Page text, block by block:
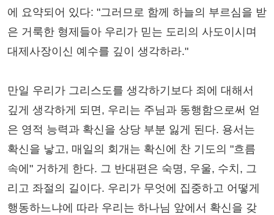
에 요약되어 있다: "그러므로 함께 하늘의 부르심을 받
은 거룩한 형제들아 우리가 믿는 도리의 사도이시며
대제사장이신 예수를 깊이 생각하라."
만일 우리가 그리스도를 생각하기보다 죄에 대해서
깊게 생각하게 되면, 우리는 주님과 동행함으로써 얻
은 영적 능력과 확신을 상당 부분 잃게 된다. 용서는
확신을 낳고, 매일의 회개는 확신에 찬 기도의 "흐름
속에" 거하게 한다. 그 반대편은 숙명, 우울, 수치, 그
리고 좌절의 길이다. 우리가 무엇에 집중하고 어떻게
행동하느냐에 따라 우리는 하나님 앞에서 확신을 갖